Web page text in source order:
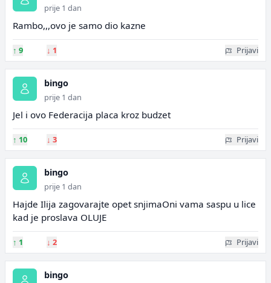
prije 1 dan
Rambo,,,ovo je samo dio kazne
↑ 9 ↓ 1 Prijavi
bingo
prije 1 dan
Jel i ovo Federacija placa kroz budzet
↑ 10 ↓ 3 Prijavi
bingo
prije 1 dan
Hajde Ilija zagovarajte opet snjimaOni vama saspu u lice
kad je proslava OLUJE
↑ 1 ↓ 2 Prijavi
bingo